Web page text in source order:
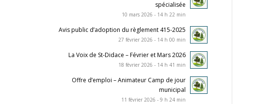
spécialisée
10 mars 2026 - 14 h 22 min
Avis public d’adoption du règlement 415-2025
27 février 2026 - 14 h 00 min
La Voix de St-Didace – Février et Mars 2026
18 février 2026 - 14 h 41 min
Offre d’emploi – Animateur Camp de jour
municipal
11 février 2026 - 9 h 24 min